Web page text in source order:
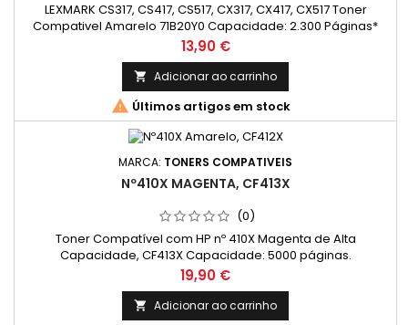
LEXMARK CS317, CS417, CS517, CX317, CX417, CX517 Toner
Compativel Amarelo 71B20Y0 Capacidade: 2.300 Páginas*
Preço
13,90 €
 Adicionar ao carrinho
 Últimos artigos em stock
MARCA: TONERS COMPATIVEIS
Nº410X MAGENTA, CF413X
(0)
Toner Compatível com HP nº 410X Magenta de Alta
Capacidade, CF413X Capacidade: 5000 páginas.
Preço
19,90 €
 Adicionar ao carrinho